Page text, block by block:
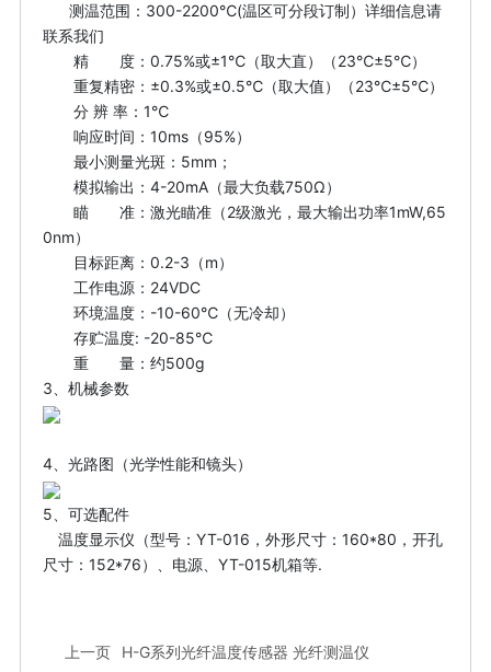
测温范围：300-2200℃(温区可分段订制）详细信息请
联系我们
精 度：0.75%或±1℃（取大直）（23℃±5℃）
重复精密：±0.3%或±0.5℃（取大值）（23℃±5℃）
分 辨 率：1℃
响应时间：10ms（95%）
最小测量光斑：5mm；
模拟输出：4-20mA（最大负载750Ω）
瞄 准：激光瞄准（2级激光，最大输出功率1mW,65
0nm）
目标距离：0.2-3（m）
工作电源：24VDC
环境温度：-10-60℃（无冷却）
存贮温度: -20-85℃
重 量：约500g
3、机械参数
4、光路图（光学性能和镜头）
5、可选配件
温度显示仪（型号：YT-016，外形尺寸：160*80，开孔
尺寸：152*76）、电源、YT-015机箱等.
上一页 H-G系列光纤温度传感器 光纤测温仪